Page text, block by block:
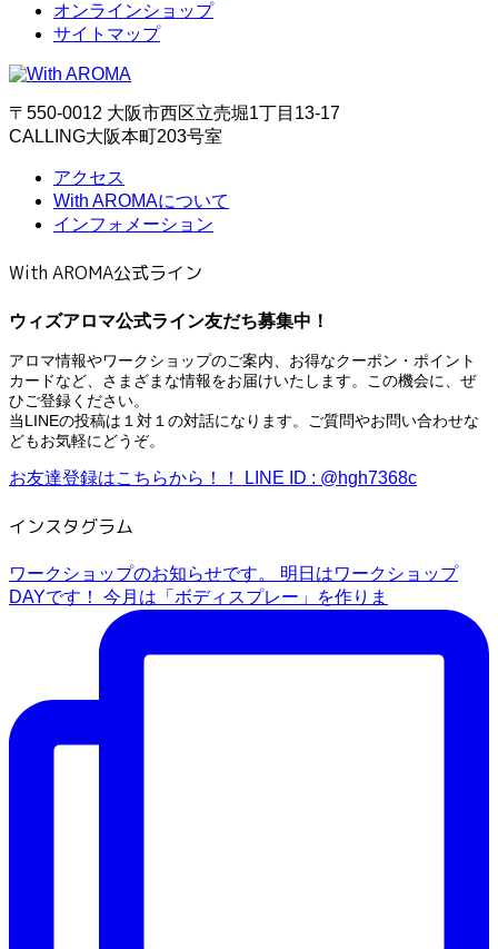
オンラインショップ
サイトマップ
〒550-0012 大阪市西区立売堀1丁目13-17
CALLING大阪本町203号室
アクセス
With AROMAについて
インフォメーション
With AROMA公式ライン
ウィズアロマ公式ライン友だち募集中！
アロマ情報やワークショップのご案内、お得なクーポン・ポイント
カードなど、さまざまな情報をお届けいたします。この機会に、ぜ
ひご登録ください。
当LINEの投稿は１対１の対話になります。ご質問やお問い合わせな
どもお気軽にどうぞ。
お友達登録はこちらから！！ LINE ID : @hgh7368c
インスタグラム
ワークショップのお知らせです。 明日はワークショップ
DAYです！ 今月は「ボディスプレー」を作りま